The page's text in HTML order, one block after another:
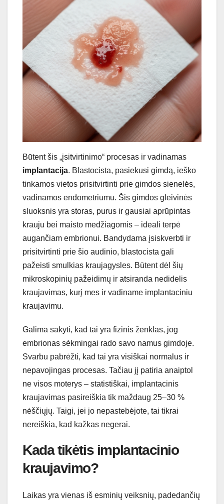
Būtent šis „įsitvirtinimo“ procesas ir vadinamas
implantacija. Blastocista, pasiekusi gimdą, ieško
tinkamos vietos prisitvirtinti prie gimdos sienelės,
vadinamos endometriumu. Šis gimdos gleivinės
sluoksnis yra storas, purus ir gausiai aprūpintas
krauju bei maisto medžiagomis – ideali terpė
augančiam embrionui. Bandydama įsiskverbti ir
prisitvirtinti prie šio audinio, blastocista gali
pažeisti smulkias kraujagysles. Būtent dėl šių
mikroskopinių pažeidimų ir atsiranda nedidelis
kraujavimas, kurį mes ir vadiname implantaciniu
kraujavimu.
Galima sakyti, kad tai yra fizinis ženklas, jog
embrionas sėkmingai rado savo namus gimdoje.
Svarbu pabrėžti, kad tai yra visiškai normalus ir
nepavojingas procesas. Tačiau jį patiria anaiptol
ne visos moterys – statistiškai, implantacinis
kraujavimas pasireiškia tik maždaug 25–30 %
nėščiųjų. Taigi, jei jo nepastebėjote, tai tikrai
nereiškia, kad kažkas negerai.
Kada tikėtis implantacinio
kraujavimo?
Laikas yra vienas iš esminių veiksnių, padedančių